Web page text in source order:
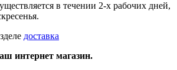
в течении 2-х рабочих дней,
доставка
интернет магазин.